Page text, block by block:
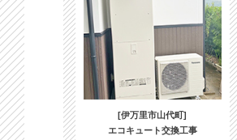
[伊万里市山代町]
エコキュート交換工事